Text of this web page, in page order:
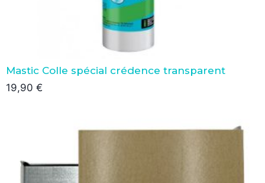
Mastic Colle spécial crédence transparent
19,90 €